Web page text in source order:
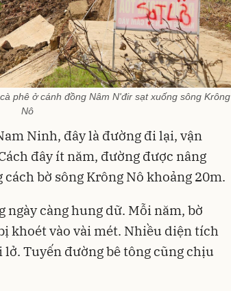
phê ở cánh đồng Nâm N'đir sạt xuống sông Krông
Nô
Ninh, đây là đường đi lại, vận
đây ít năm, đường được nâng
bờ sông Krông Nô khoảng 20m.
ngày càng hung dữ. Mỗi năm, bờ
khoét vào vài mét. Nhiều diện tích
Tuyến đường bê tông cũng chịu